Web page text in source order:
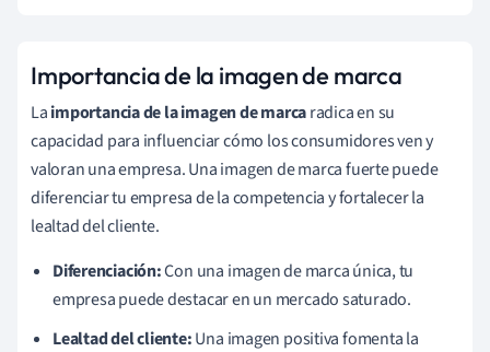
Importancia de la imagen de marca
Laimportancia de la imagen de marcaradica en su
capacidad para influenciar cómo los consumidores ven y
valoran una empresa. Una imagen de marca fuerte puede
diferenciar tu empresa de la competencia y fortalecer la
lealtad del cliente.
Diferenciación:Con una imagen de marca única, tu
empresa puede destacar en un mercado saturado.
Lealtad del cliente:Una imagen positiva fomenta la